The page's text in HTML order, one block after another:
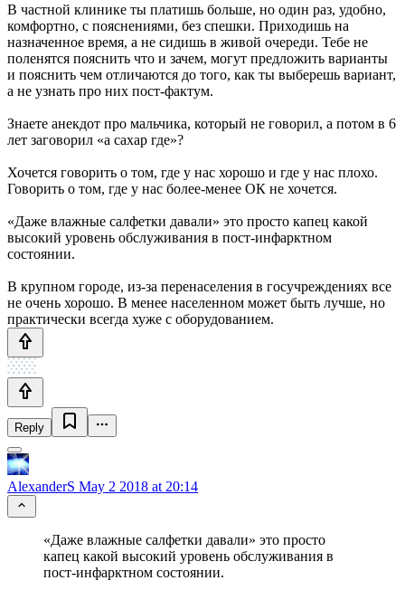
В частной клинике ты платишь больше, но один раз, удобно,
комфортно, с пояснениями, без спешки. Приходишь на
назначенное время, а не сидишь в живой очереди. Тебе не
поленятся пояснить что и зачем, могут предложить варианты
и пояснить чем отличаются до того, как ты выберешь вариант,
а не узнать про них пост-фактум.
Знаете анекдот про мальчика, который не говорил, а потом в 6
лет заговорил «а сахар где»?
Хочется говорить о том, где у нас хорошо и где у нас плохо.
Говорить о том, где у нас более-менее ОК не хочется.
«Даже влажные салфетки давали» это просто капец какой
высокий уровень обслуживания в пост-инфарктном
состоянии.
В крупном городе, из-за перенаселения в госучреждениях все
не очень хорошо. В менее населенном может быть лучше, но
практически всегда хуже с оборудованием.
Reply
AlexanderS May 2 2018 at 20:14
«Даже влажные салфетки давали» это просто
капец какой высокий уровень обслуживания в
пост-инфарктном состоянии.